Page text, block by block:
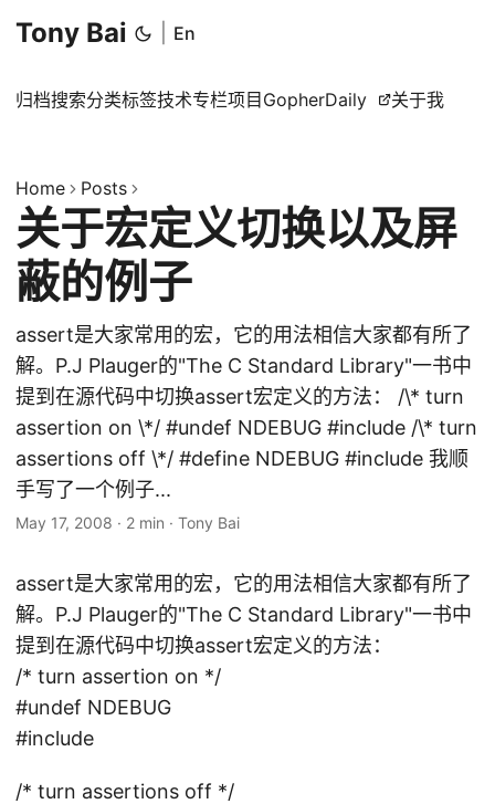
Tony Bai En
归档搜索分类标签技术专栏项目 GopherDaily 关于我
Home Posts
关于宏定义切换以及屏
蔽的例子
assert是大家常用的宏，它的用法相信大家都有所了
解。P.J Plauger的"The C Standard Library"一书中
提到在源代码中切换assert宏定义的方法： /\* turn
assertion on \*/ #undef NDEBUG #include /\* turn
assertions off \*/ #define NDEBUG #include 我顺
手写了一个例子...
May 17, 2008 · 2 min · Tony Bai
assert是大家常用的宏，它的用法相信大家都有所了
解。P.J Plauger的"The C Standard Library"一书中
提到在源代码中切换assert宏定义的方法：
/* turn assertion on */
#undef NDEBUG
#include
/* turn assertions off */